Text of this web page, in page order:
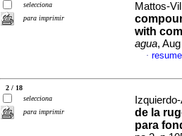
selecciona
para imprimir
Mattos-
with
agua,
·
2 / 18
selecciona
para imprimir
de la
para